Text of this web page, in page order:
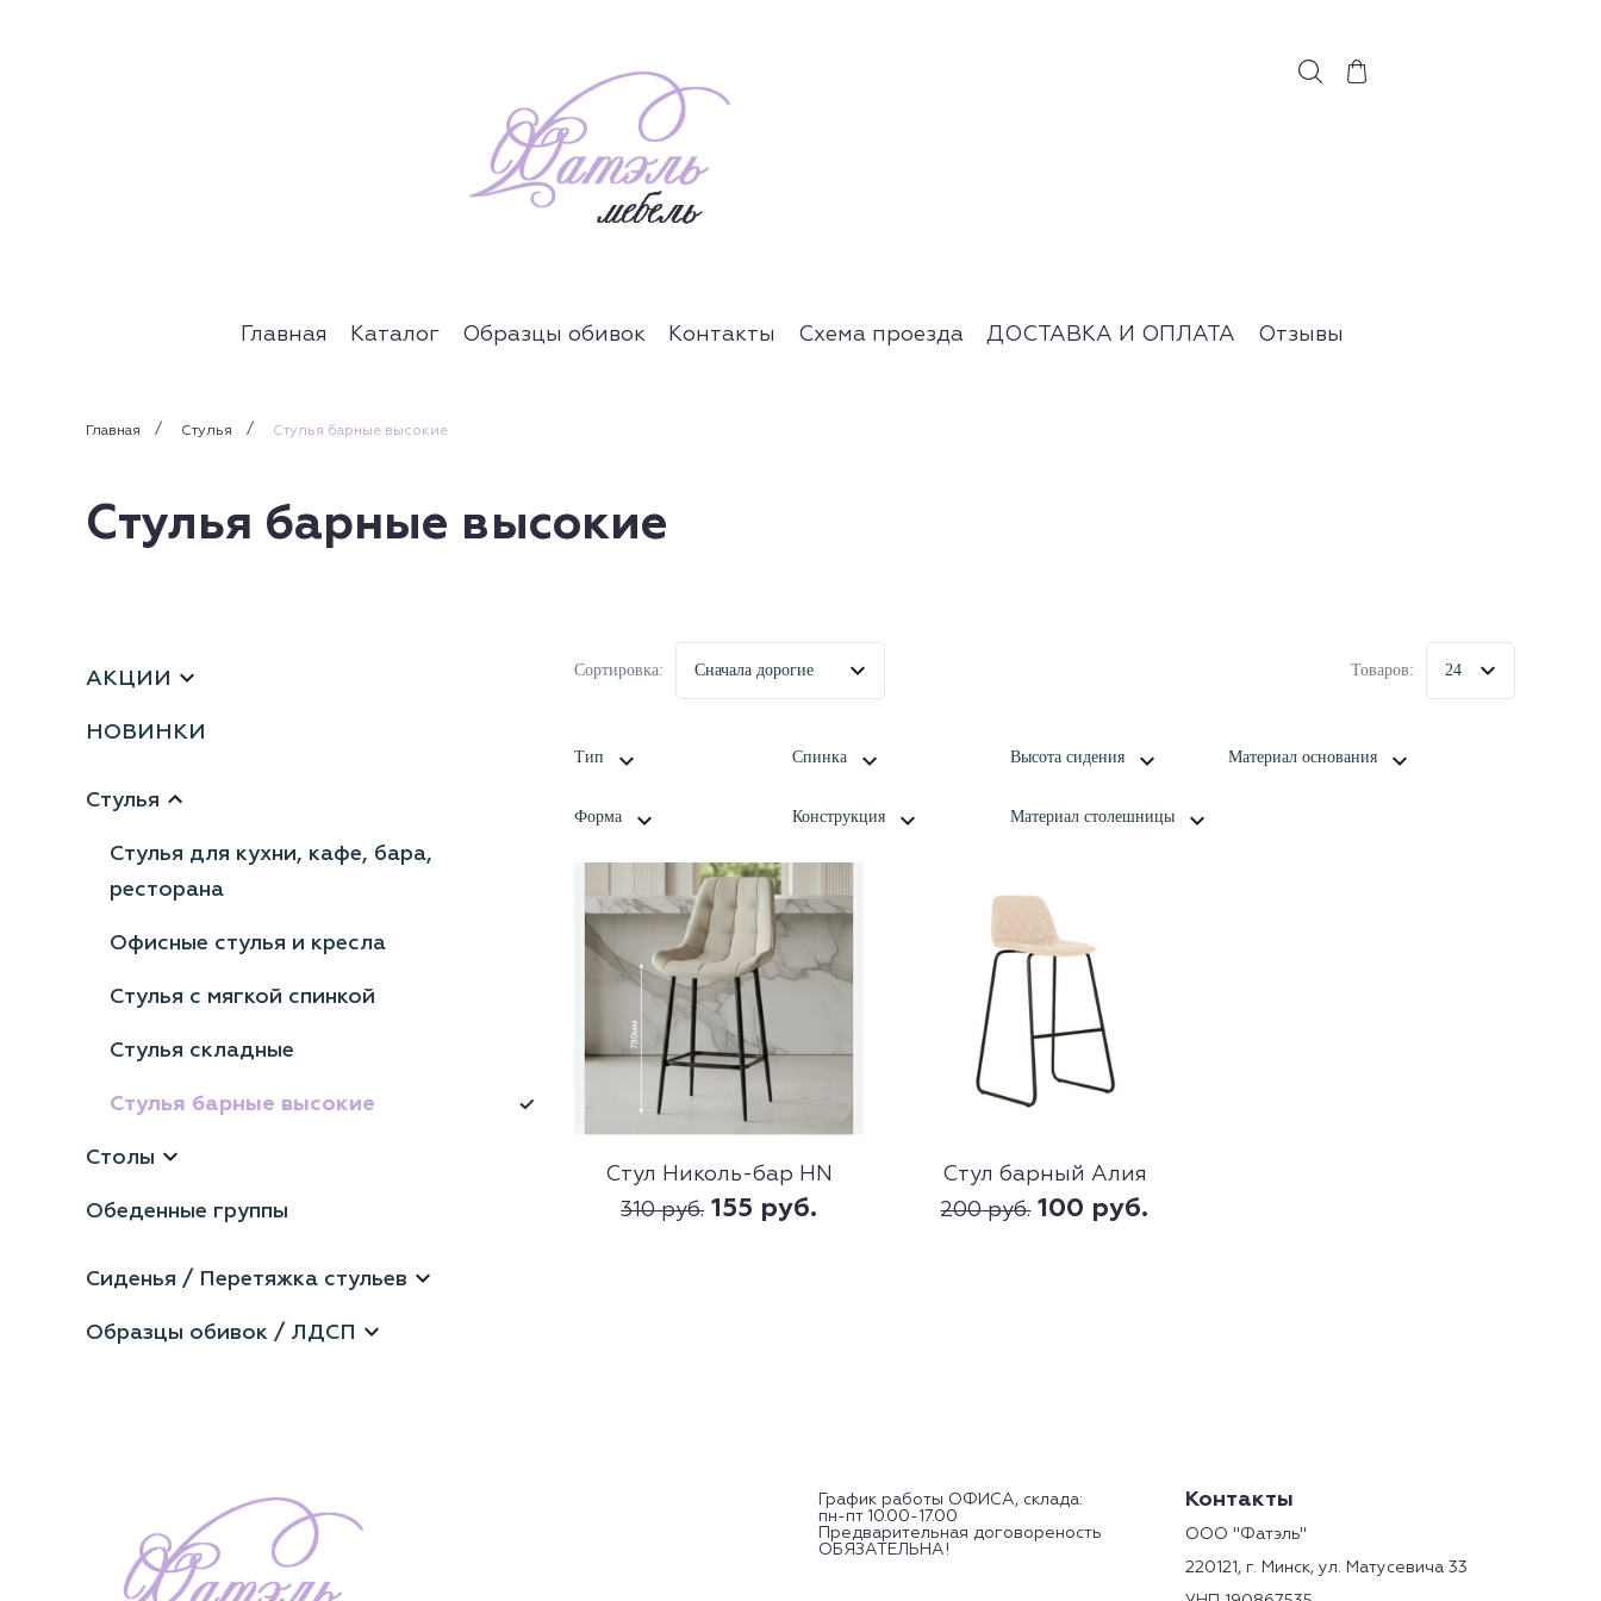
Главная Каталог Образцы обивок Контакты Схема проезда ДОСТАВКА И ОПЛАТА Отзывы
Главная Стулья Стулья барные высокие
Стулья барные высокие
АКЦИИ
НОВИНКИ
Стулья
Стулья для кухни, кафе, бара,
ресторана
Офисные стулья и кресла
Стулья с мягкой спинкой
Стулья складные
Стулья барные высокие
Столы
Обеденные группы
Сиденья / Перетяжка стульев
Образцы обивок / ЛДСП
Сортировка: Сначала дорогие Товаров: 24
Тип Спинка Высота сидения Материал основания
Форма Конструкция Материал столешницы
Стул Николь-бар НN
310руб. 155 руб.
Стул барный Алия
200руб. 100 руб.
График работы ОФИСА, склада:
пн-пт 10.00-17.00
Предварительная договореность
ОБЯЗАТЕЛЬНА!
Контакты
ООО "Фатэль"
220121, г. Минск, ул. Матусевича 33